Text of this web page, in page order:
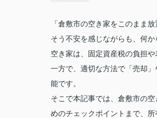
「倉敷市の空き家をこのまま
そう不安を感じながらも、何
空き家は、固定資産税の負担
一方で、適切な方法で「売却
能です。
そこで本記事では、倉敷市の
めのチェックポイントまで、